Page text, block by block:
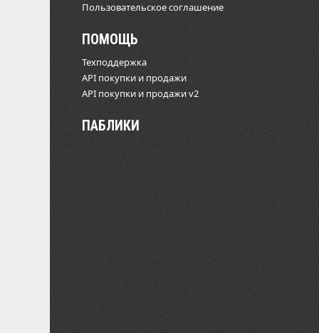
Пользовательское соглашение
ПОМОЩЬ
Техподдержка
API покупки и продажи
API покупки и продажи v2
ПАБЛИКИ